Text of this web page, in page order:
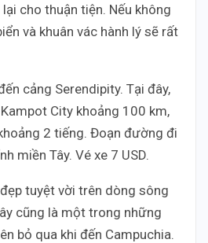
cho thuận tiện. Nếu không
và khuân vác hành lý sẽ rất
cảng Serendipity. Tại đây,
City khoảng 100 km,
2 tiếng. Đoạn đường đi
miền Tây. Vé xe 7 USD.
tuyệt vời trên dòng sông
cũng là một trong những
bỏ qua khi đến Campuchia.